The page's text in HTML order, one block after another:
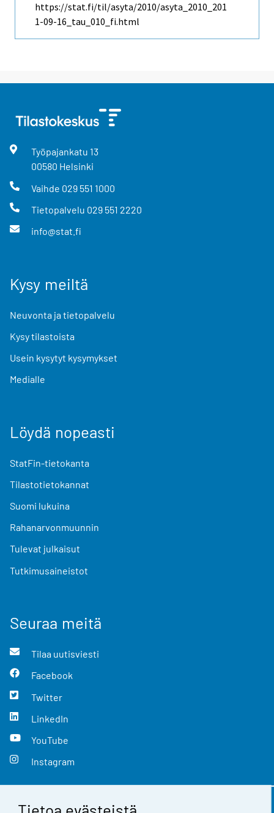
https://stat.fi/til/asyta/2010/asyta_2010_201
1-09-16_tau_010_fi.html
Työpajankatu 13
00580 Helsinki
Vaihde 029 551 1000
Tietopalvelu 029 551 2220
info@stat.fi
Kysy meiltä
Neuvonta ja tietopalvelu
Kysy tilastoista
Usein kysytyt kysymykset
Medialle
Löydä nopeasti
StatFin-tietokanta
Tilastotietokannat
Suomi lukuina
Rahanarvonmuunnin
Tulevat julkaisut
Tutkimusaineistot
Seuraa meitä
Tilaa uutisviesti
Facebook
Twitter
LinkedIn
YouTube
Instagram